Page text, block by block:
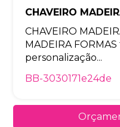
CHAVEIRO
CHAVEIRO
MADEIRA
personalização...
BB-3030171e24de